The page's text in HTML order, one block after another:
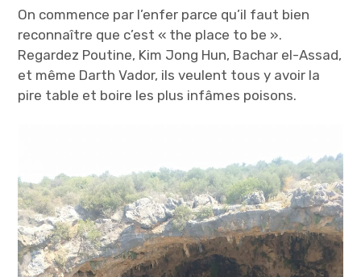
On commence par l’enfer parce qu’il faut bien
reconnaître que c’est « the place to be ».
Regardez Poutine, Kim Jong Hun, Bachar el-Assad,
et même Darth Vador, ils veulent tous y avoir la
pire table et boire les plus infâmes poisons.